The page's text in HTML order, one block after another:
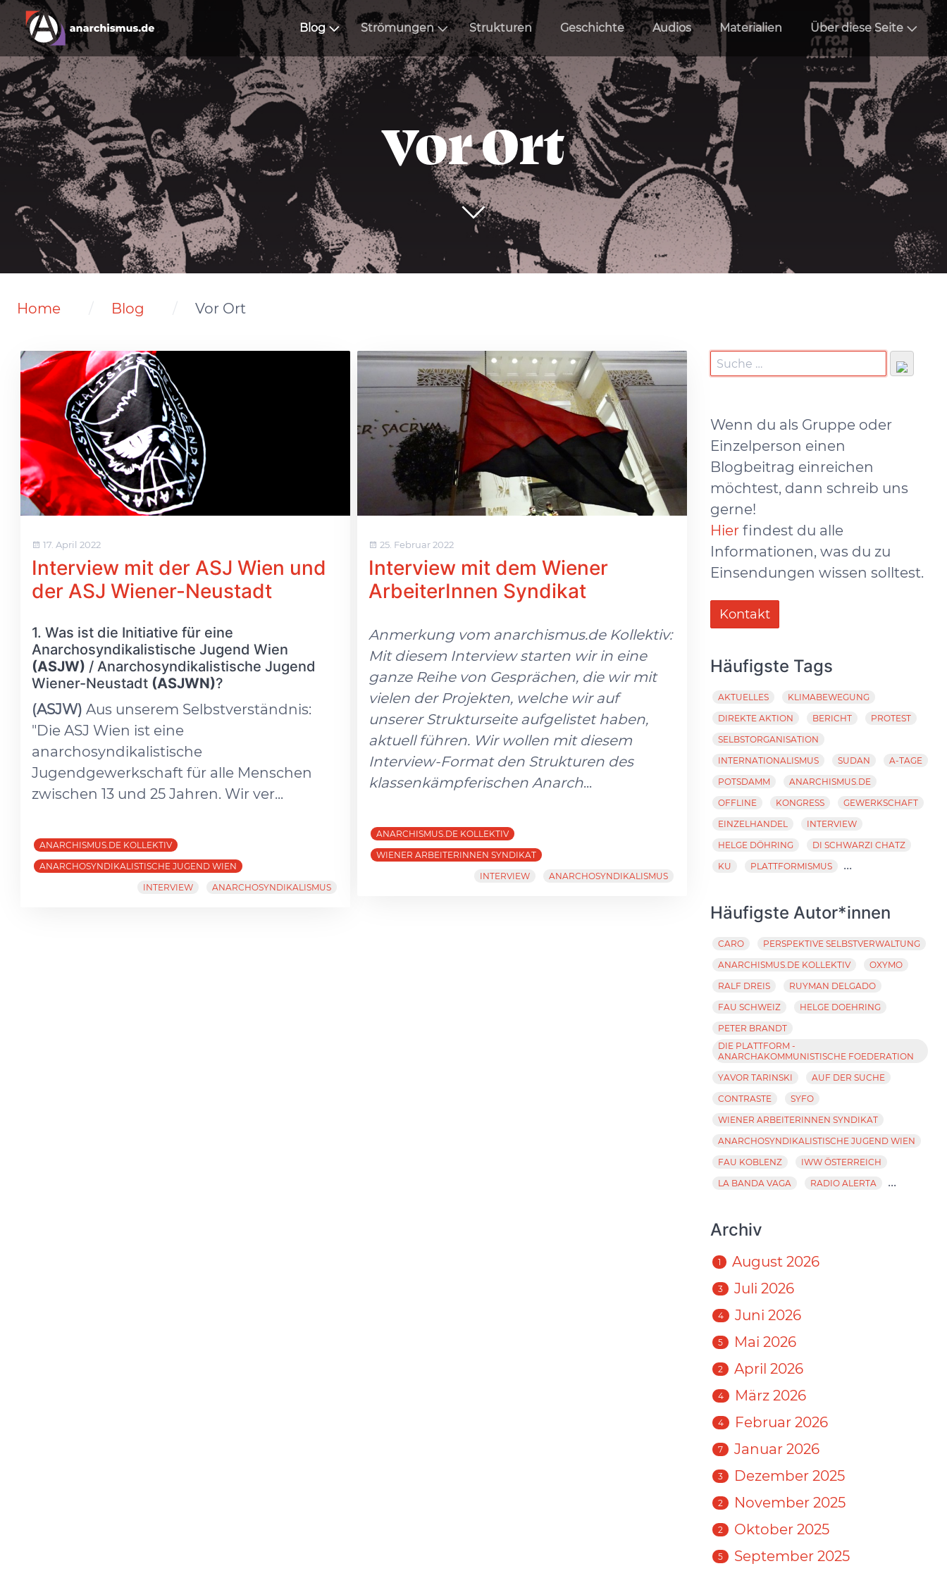
Blog Strömungen Strukturen Geschichte Audios Materialien Über diese Seite
Vor Ort
Home Blog Vor Ort
17. April 2022
Interview mit der ASJ Wien und
der ASJ Wiener-Neustadt
1. Was ist die Initiative für eine
Anarchosyndikalistische Jugend Wien
(ASJW) / Anarchosyndikalistische Jugend
Wiener-Neustadt (ASJWN)?
(ASJW) Aus unserem Selbstverständnis:
"Die ASJ Wien ist eine
anarchosyndikalistische
Jugendgewerkschaft für alle Menschen
zwischen 13 und 25 Jahren. Wir ver...
ANARCHISMUS.DE KOLLEKTIV
ANARCHOSYNDIKALISTISCHE JUGEND WIEN
INTERVIEW
ANARCHOSYNDIKALISMUS
25. Februar 2022
Interview mit dem Wiener
ArbeiterInnen Syndikat
Anmerkung vom anarchismus.de Kollektiv:
Mit diesem Interview starten wir in eine
ganze Reihe von Gesprächen, die wir mit
vielen der Projekten, welche wir auf
unserer Strukturseite aufgelistet haben,
aktuell führen. Wir wollen mit diesem
Interview-Format den Strukturen des
klassenkämpferischen Anarch...
ANARCHISMUS.DE KOLLEKTIV
WIENER ARBEITERINNEN SYNDIKAT
INTERVIEW
ANARCHOSYNDIKALISMUS
Wenn du als Gruppe oder
Einzelperson einen
Blogbeitrag einreichen
möchtest, dann schreib uns
gerne!
Hier findest du alle
Informationen, was du zu
Einsendungen wissen solltest.
Kontakt
Häufigste Tags
AKTUELLES
KLIMABEWEGUNG
DIREKTE AKTION
BERICHT
PROTEST
SELBSTORGANISATION
INTERNATIONALISMUS
SUDAN
A-TAGE
POTSDAMM
ANARCHISMUS.DE
OFFLINE
KONGRESS
GEWERKSCHAFT
EINZELHANDEL
INTERVIEW
HELGE DÖHRING
DI SCHWARZI CHATZ
KU
PLATTFORMISMUS ...
Häufigste Autor*innen
CARO
PERSPEKTIVE SELBSTVERWALTUNG
ANARCHISMUS.DE KOLLEKTIV
OXYMO
RALF DREIS
RUYMAN DELGADO
FAU SCHWEIZ
HELGE DOEHRING
PETER BRANDT
DIE PLATTFORM -
ANARCHAKOMMUNISTISCHE FOEDERATION
YAVOR TARINSKI
AUF DER SUCHE
CONTRASTE
SYFO
WIENER ARBEITERINNEN SYNDIKAT
ANARCHOSYNDIKALISTISCHE JUGEND WIEN
FAU KOBLENZ
IWW ÖSTERREICH
LA BANDA VAGA
RADIO ALERTA ...
Archiv
1 August 2026
3 Juli 2026
4 Juni 2026
5 Mai 2026
2 April 2026
4 März 2026
4 Februar 2026
7 Januar 2026
3 Dezember 2025
2 November 2025
2 Oktober 2025
5 September 2025